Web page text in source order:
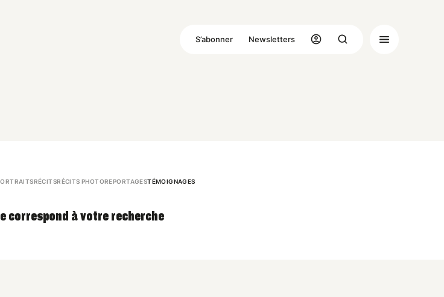
S’abonner Newsletters
RÉCITSRÉCITS PHOTOREPORTAGESTÉMOIGNAGES
correspond à votre recherche